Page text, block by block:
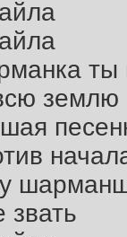
ты
звать